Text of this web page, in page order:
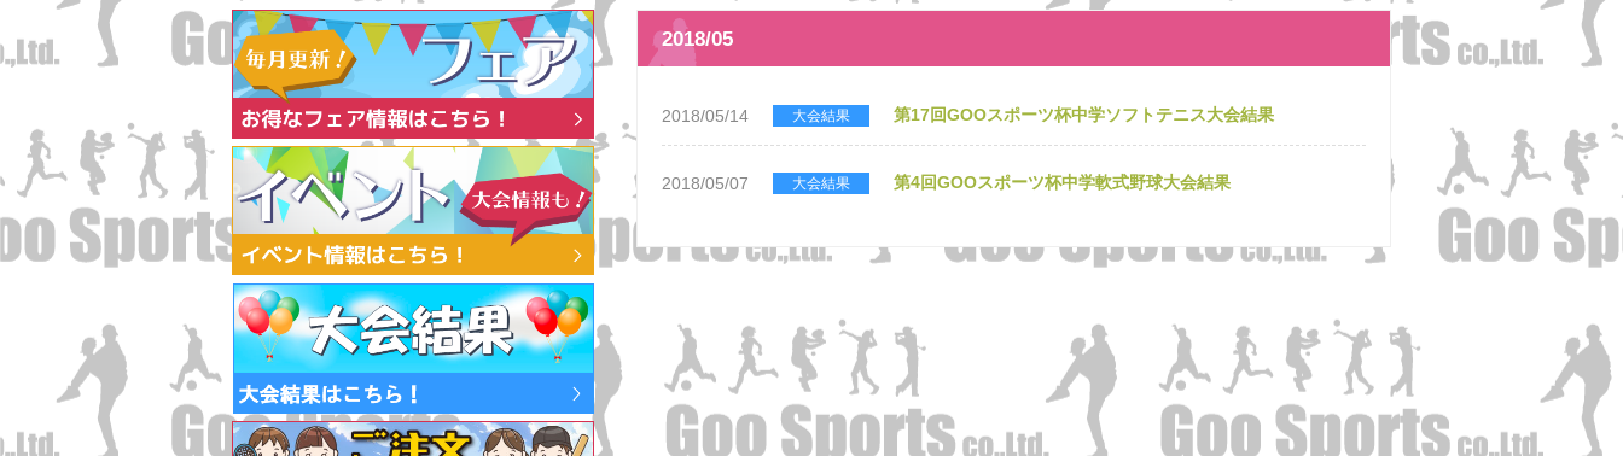
2018/05
2018/05/14 大会結果 第17回GOOスポーツ杯中学ソフトテニス大会結果
2018/05/07 大会結果 第4回GOOスポーツ杯中学軟式野球大会結果